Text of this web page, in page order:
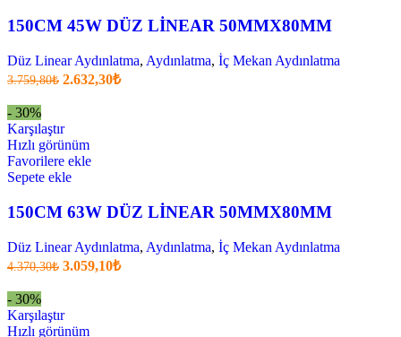
150CM 45W DÜZ LİNEAR 50MMX80MM
Düz Linear Aydınlatma, Aydınlatma, İç Mekan Aydınlatma
3.759,80₺ Orijinal
2.632,30₺Şu
- 30%
Karşılaştır
Hızlı görünüm
Favorilere ekle
Sepete ekle
150CM 63W DÜZ LİNEAR 50MMX80MM
Düz Linear Aydınlatma, Aydınlatma, İç Mekan Aydınlatma
4.370,30₺ Orijinal
3.059,10₺Şu
- 30%
Karşılaştır
Hızlı görünüm